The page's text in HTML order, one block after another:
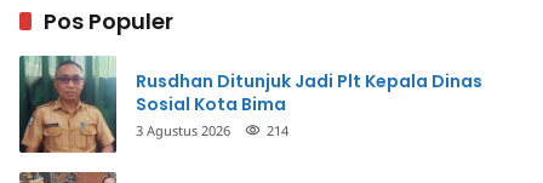
Pos Populer
Rusdhan Ditunjuk Jadi Plt Kepala Dinas
Sosial Kota Bima
3 Agustus 2026 214